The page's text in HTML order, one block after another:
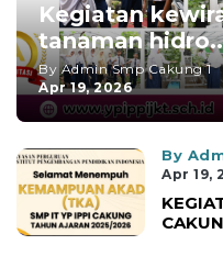
Kegiatan
tanaman
By Admin Smp Cakung 1
Apr 19, 2026
By
Apr 19,